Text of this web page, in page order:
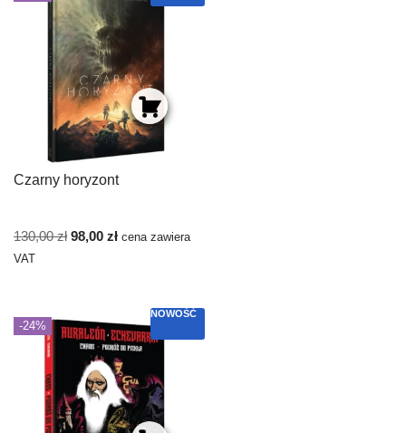
Czarny horyzont
130,00zł 98,00 zł cena zawiera
VAT
-24%
NOWOŚĆ